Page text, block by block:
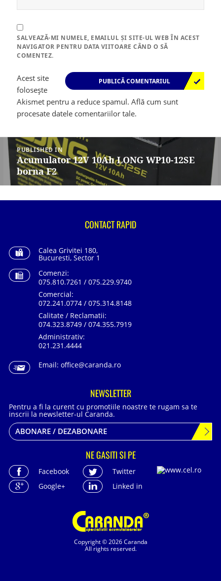
SALVEAZĂ-MI NUMELE, EMAILUL ȘI SITE-UL WEB ÎN ACEST
NAVIGATOR PENTRU DATA VIITOARE CÂND O SĂ
COMENTEZ.
Acest site
folosește
Akismet pentru a reduce spamul.Află cum sunt
procesate datele comentariilor tale.
Navigare
articole
PUBLISHED IN
Acumulator 12V 10Ah LONG WP10-12SE
borna F2
Copyright © 2026 Caranda
All rights reserved.
CONTACT RAPID
Calea Grivitei 180,
Bucuresti, Sector 1
Comenzi:
075.810.7261 / 075.229.9740
Comercial:
072.241.0774 / 075.314.8148
Calitate / Reclamatii:
074.323.8749 / 074.355.7919
Administrativ:
021.231.4444
Email: office@caranda.ro
NEWSLETTER
Pentru a fi la curent cu promotiile noastre te rugam sa te
inscrii la newsletter-ul Caranda.
ABONARE / DEZABONARE
NE GASITI SI PE
Facebook
Twitter
Google+
Linked in